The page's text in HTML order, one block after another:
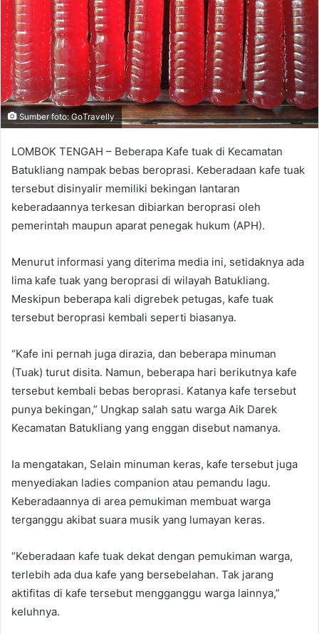
Sumber foto: GoTravelly
LOMBOK TENGAH – Beberapa Kafe tuak di Kecamatan
Batukliang nampak bebas beroprasi. Keberadaan kafe tuak
tersebut disinyalir memiliki bekingan lantaran
keberadaannya terkesan dibiarkan beroprasi oleh
pemerintah maupun aparat penegak hukum (APH).
Menurut informasi yang diterima media ini, setidaknya ada
lima kafe tuak yang beroprasi di wilayah Batukliang.
Meskipun beberapa kali digrebek petugas, kafe tuak
tersebut beroprasi kembali seperti biasanya.
“Kafe ini pernah juga dirazia, dan beberapa minuman
(Tuak) turut disita. Namun, beberapa hari berikutnya kafe
tersebut kembali bebas beroprasi. Katanya kafe tersebut
punya bekingan,” Ungkap salah satu warga Aik Darek
Kecamatan Batukliang yang enggan disebut namanya.
Ia mengatakan, Selain minuman keras, kafe tersebut juga
menyediakan ladies companion atau pemandu lagu.
Keberadaannya di area pemukiman membuat warga
terganggu akibat suara musik yang lumayan keras.
“Keberadaan kafe tuak dekat dengan pemukiman warga,
terlebih ada dua kafe yang bersebelahan. Tak jarang
aktifitas di kafe tersebut mengganggu warga lainnya,”
keluhnya.